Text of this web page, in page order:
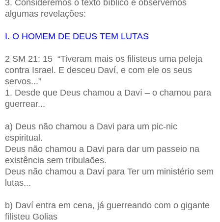
3. Consideremos o texto bíblico e observemos
algumas revelações:
I. O HOMEM DE DEUS TEM LUTAS
2 SM 21: 15 “Tiveram mais os filisteus uma peleja
contra Israel. E desceu Daví, e com ele os seus
servos...”
1. Desde que Deus chamou a Daví – o chamou para
guerrear...
a) Deus não chamou a Davi para um pic-nic
espiritual.
Deus não chamou a Davi para dar um passeio na
existência sem tribulaões.
Deus não chamou a Daví para Ter um ministério sem
lutas...
b) Daví entra em cena, já guerreando com o gigante
filisteu Golias